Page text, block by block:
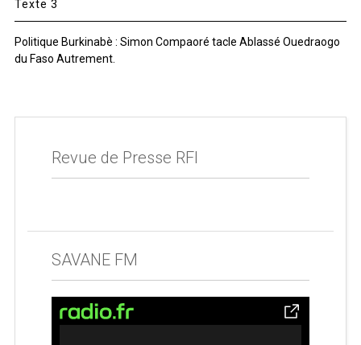
Texte 3
Politique Burkinabè : Simon Compaoré tacle Ablassé Ouedraogo
du Faso Autrement.
Revue de Presse RFI
SAVANE FM